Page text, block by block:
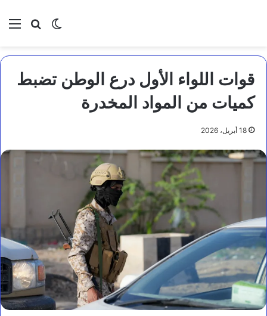
بحثالوضع
قوات اللواء الأول درع الوطن تضبط
كميات من المواد المخدرة
18 أبريل، 2026